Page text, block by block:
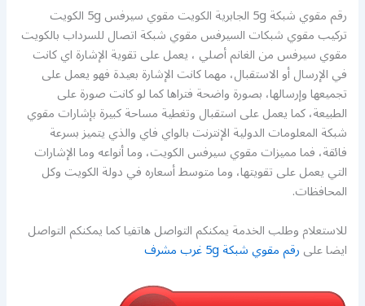
رقم مقوي شبكة 5g الجابرية الكويت مقوي سيرفس 5g الكويت
تركيب مقوي شبكات السيرفس مقوي شبكة اتصال للسرداب بالكويت
مقوي سيرفس من الغانم أصلي ، يعمل على تقوية الإشارة اي كانت
في الإرسال أو الاستقبال، مهما كانت الإشارة بعيدة فهو يعمل على
تجميعها وإرسالها، بصورة واضحة فتراها كما لو كانت صورة على
الطبيعة، كما يعمل على استقبال وتغطية مساحة كبيرة بإشارات مقوي
شبكة المعلومات الدولية الإنترنت بالواي فاي والذي يتميز بسرعة
فائقة، فما مميزات مقوي سيرفس الكويت، وما أنواعه وما الإشارات
التي يعمل على تقويتها، وما متوسط أسعاره في دولة الكويت وكل
المحافظات.
للاستعلام وطلب الخدمة يمكنكم التواصل هاتفيا كما يمكنكم التواصل
ايضا علىرقم مقوي شبكة 5g غرب مشرف